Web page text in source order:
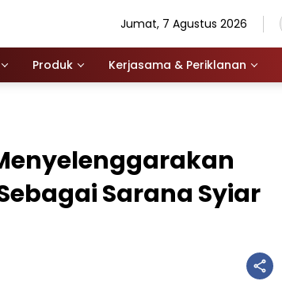
Jumat, 7 Agustus 2026
Produk Kerjasama & Periklanan
Sarana Syiar